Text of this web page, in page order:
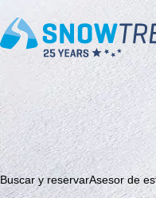
¡Suscríbase a
Buscar y reservarAsesor de